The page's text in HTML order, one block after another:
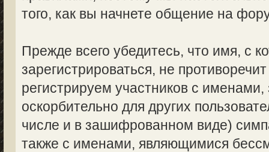
того, как вы начнете общение на
Прежде всего убедитесь, что имя, с
зарегистрироваться, не
регистрируем участников с
оскорбительно для других
числе и в зашифрованном виде)
также с именами, являющимися